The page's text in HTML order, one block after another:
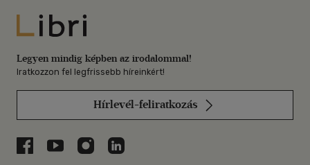
Libri
Legyen mindig képben az irodalommal!
Iratkozzon fel legfrissebb híreinkért!
Hírlevél-feliratkozás
Libri a Facebookon
Libri a Youtube-on
Libri az Instagramon
Libri a LinkedInen